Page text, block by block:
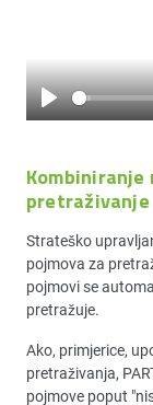
Play
pretraživanje
Strateško
pojmova za
pojmovi se
pretražuje.
Ako, primjerice,
pretraživanja,
pojmove poput